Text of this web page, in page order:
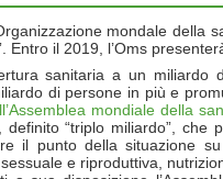
mondale
Entro il 2019, l’Oms
sanitaria a un miliardo
di persone in più e
mondiale della
definito “triplo miliardo”,
il punto della situazione
e riproduttiva,